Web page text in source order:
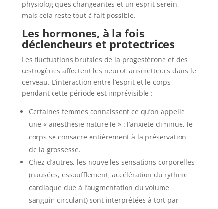
physiologiques changeantes et un esprit serein,
mais cela reste tout à fait possible.
Les hormones, à la fois
déclencheurs et protectrices
Les fluctuations brutales de la progestérone et des
œstrogènes affectent les neurotransmetteurs dans le
cerveau. L’interaction entre l’esprit et le corps
pendant cette période est imprévisible :
Certaines femmes connaissent ce qu’on appelle
une « anesthésie naturelle » : l’anxiété diminue, le
corps se consacre entièrement à la préservation
de la grossesse.
Chez d’autres, les nouvelles sensations corporelles
(nausées, essoufflement, accélération du rythme
cardiaque due à l’augmentation du volume
sanguin circulant) sont interprétées à tort par